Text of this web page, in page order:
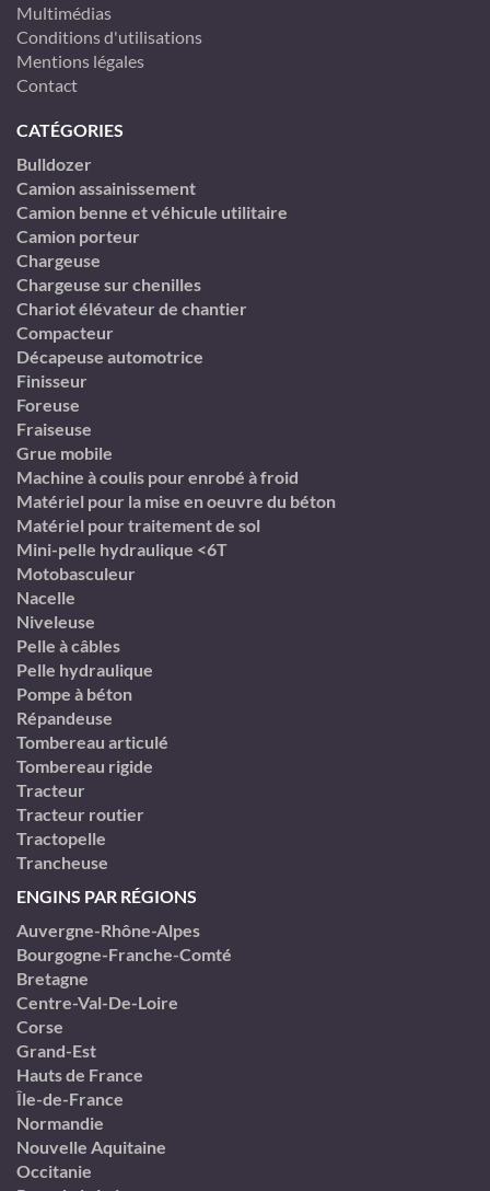
Multimédias
Conditions d'utilisations
Mentions légales
Contact
CATÉGORIES
Bulldozer
Camion assainissement
Camion benne et véhicule utilitaire
Camion porteur
Chargeuse
Chargeuse sur chenilles
Chariot élévateur de chantier
Compacteur
Décapeuse automotrice
Finisseur
Foreuse
Fraiseuse
Grue mobile
Machine à coulis pour enrobé à froid
Matériel pour la mise en oeuvre du béton
Matériel pour traitement de sol
Mini-pelle hydraulique <6T
Motobasculeur
Nacelle
Niveleuse
Pelle à câbles
Pelle hydraulique
Pompe à béton
Répandeuse
Tombereau articulé
Tombereau rigide
Tracteur
Tracteur routier
Tractopelle
Trancheuse
ENGINS PAR RÉGIONS
Auvergne-Rhône-Alpes
Bourgogne-Franche-Comté
Bretagne
Centre-Val-De-Loire
Corse
Grand-Est
Hauts de France
Île-de-France
Normandie
Nouvelle Aquitaine
Occitanie